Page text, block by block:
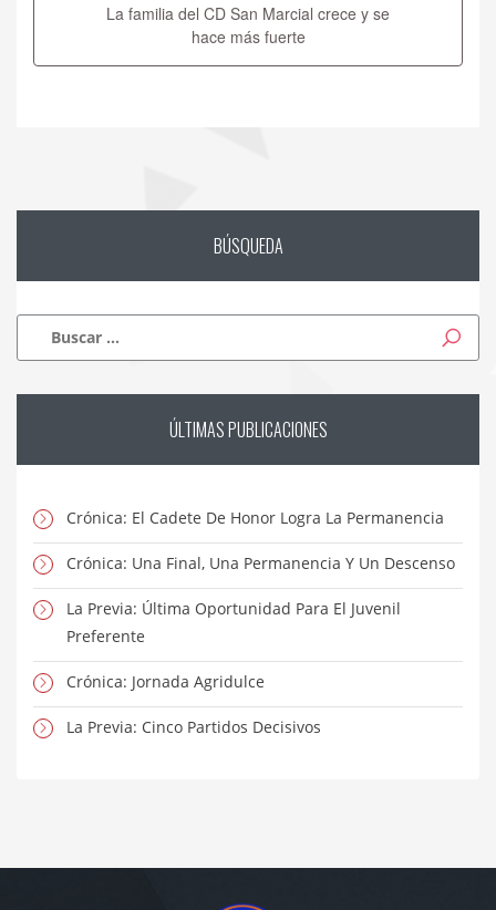
La familia del CD San Marcial crece y se
hace más fuerte
BÚSQUEDA
ÚLTIMASPUBLICACIONES
Crónica: El Cadete De Honor Logra La Permanencia
Crónica: Una Final, Una Permanencia Y Un Descenso
La Previa: Última Oportunidad Para El Juvenil
Preferente
Crónica: Jornada Agridulce
La Previa: Cinco Partidos Decisivos